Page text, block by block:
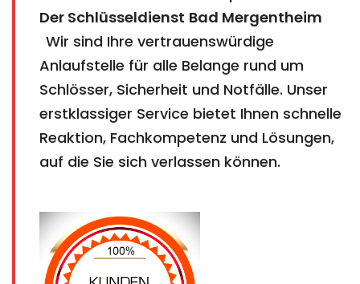
Der Schlüsseldienst Bad Mergentheim​​​​​​​
Wir sind Ihre vertrauenswürdige
Anlaufstelle für alle Belange rund um
Schlösser, Sicherheit und Notfälle. Unser
erstklassiger Service bietet Ihnen schnelle
Reaktion, Fachkompetenz und Lösungen,
auf die Sie sich verlassen können.